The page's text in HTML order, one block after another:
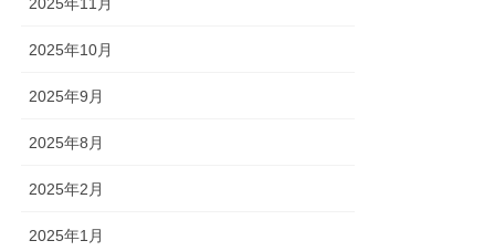
2025年11月
2025年10月
2025年9月
2025年8月
2025年2月
2025年1月